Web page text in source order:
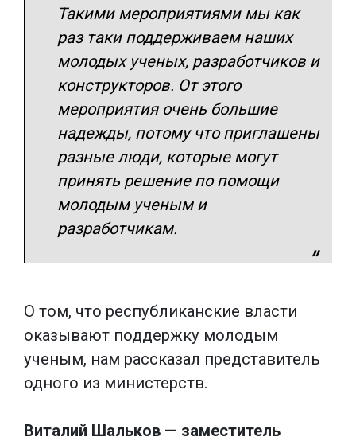
Такими мероприятиями мы как
раз таки поддерживаем наших
молодых ученых, разработчиков и
конструкторов. От этого
мероприятия очень большие
надежды, потому что приглашены
разные люди, которые могут
принять решение по помощи
молодым ученым и
разработчикам.
О том, что республиканские власти
оказывают поддержку молодым
ученым, нам рассказал представитель
одного из министерств.
Виталий Шальков — заместитель